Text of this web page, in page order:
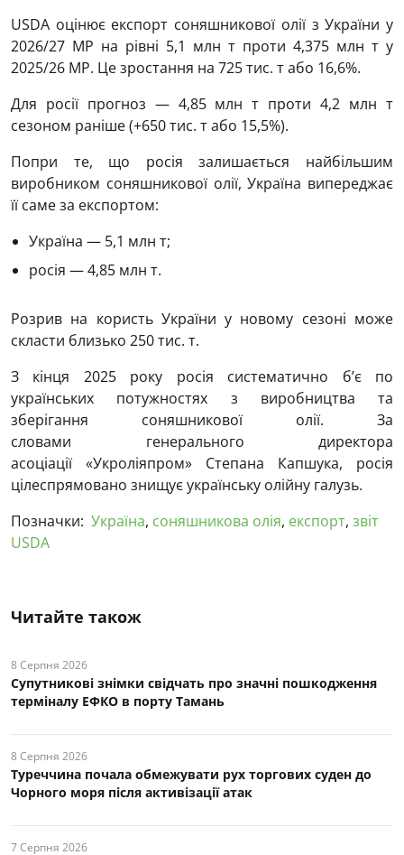
USDA оцінює експорт соняшникової олії з України у
2026/27 МР на рівні 5,1 млн т проти 4,375 млн т у
2025/26 МР. Це зростання на 725 тис. т або 16,6%.
Для росії прогноз — 4,85 млн т проти 4,2 млн т
сезоном раніше (+650 тис. т або 15,5%).
Попри те, що росія залишається найбільшим
виробником соняшникової олії, Україна випереджає
її саме за експортом:
Україна — 5,1 млн т;
росія — 4,85 млн т.
Розрив на користь України у новому сезоні може
скласти близько 250 тис. т.
З кінця 2025 року росія систематично бʼє по
українських потужностях з виробництва та
зберігання соняшникової олії. За
словами генерального директора
асоціації «Укроліяпром» Степана Капшука, росія
цілеспрямовано знищує українську олійну галузь.
Позначки: Україна, соняшникова олія, експорт, звіт
USDA
Читайте також
8 Серпня 2026
Супутникові знімки свідчать про значні пошкодження
терміналу ЕФКО в порту Тамань
8 Серпня 2026
Туреччина почала обмежувати рух торгових суден до
Чорного моря після активізації атак
7 Серпня 2026